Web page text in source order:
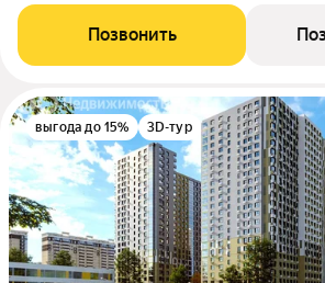
Позвонить
выгода до 15% 3D-тур